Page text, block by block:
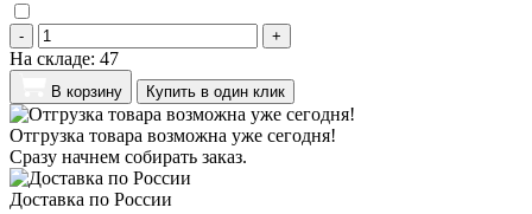
- +
На складе: 47
В корзину Купить в один клик
Отгрузка товара возможна уже сегодня!
Сразу начнем собирать заказ.
Доставка по России